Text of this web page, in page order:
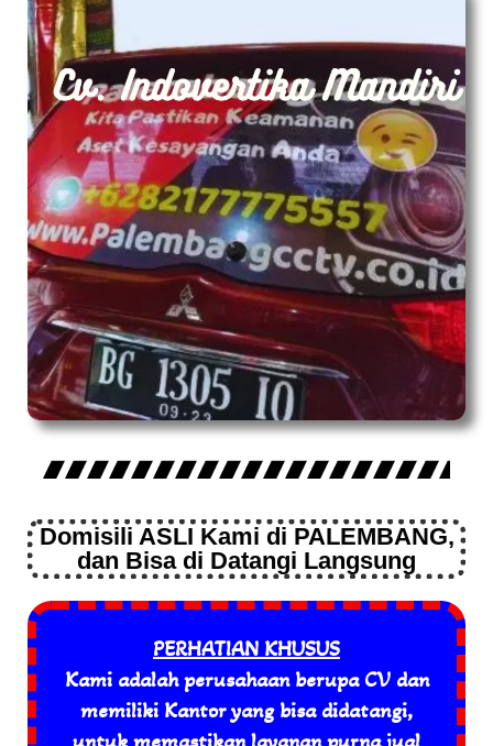
Domisili ASLI Kami di PALEMBANG,
dan Bisa di Datangi Langsung
PERHATIAN KHUSUS
Kami adalah perusahaan berupa CV dan
memiliki Kantor yang bisa didatangi,